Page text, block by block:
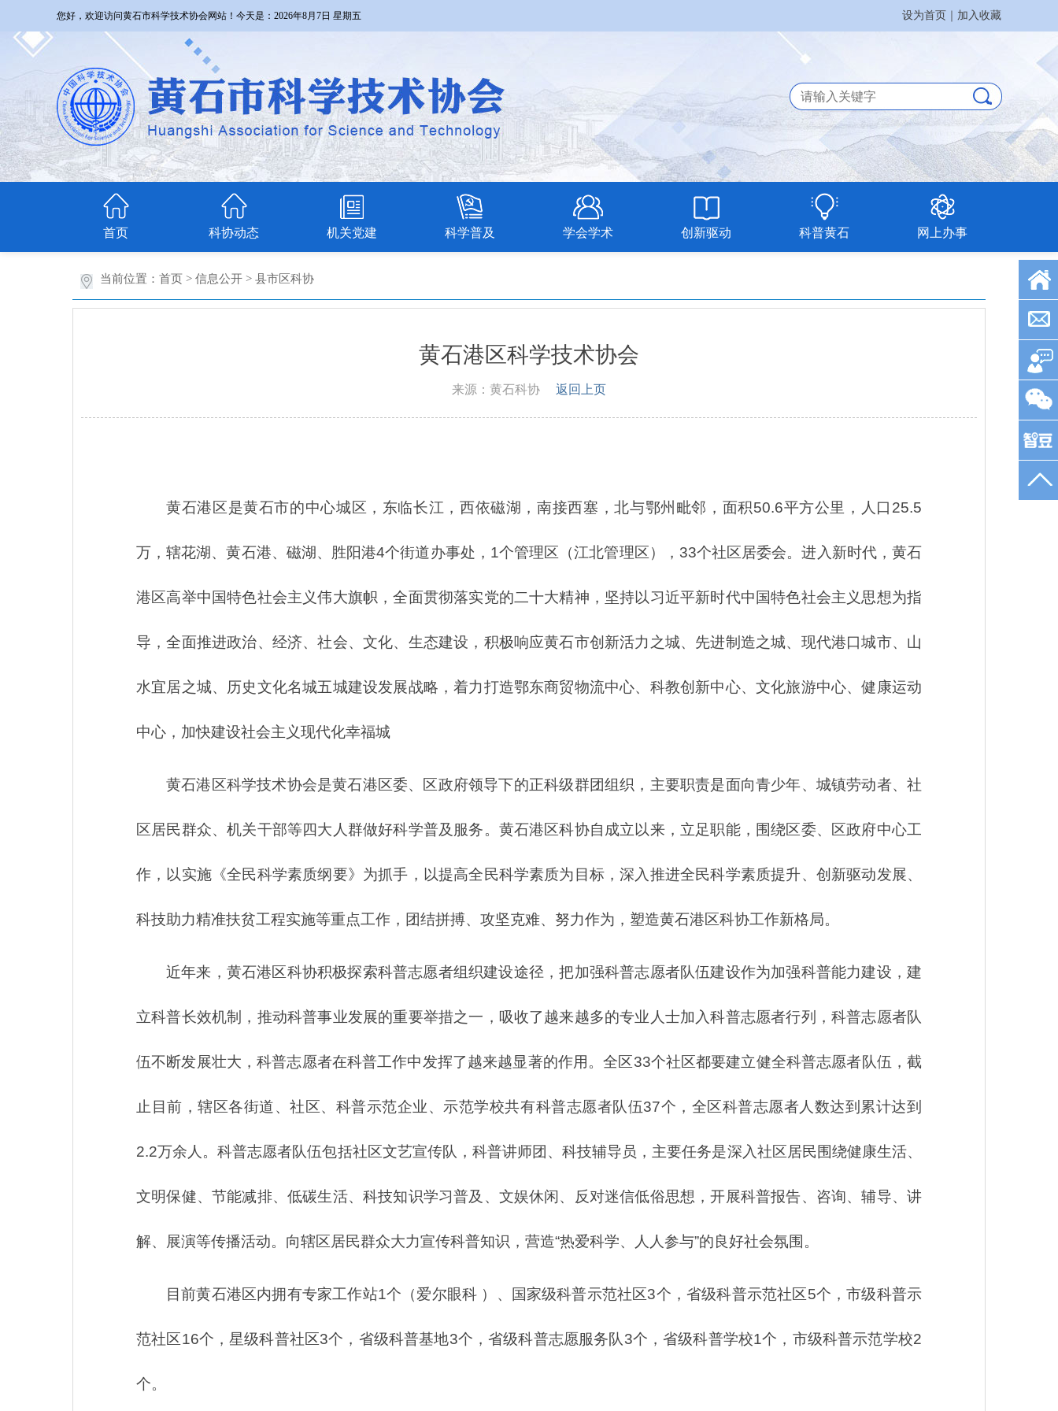
设为首页 加入收藏
您好，欢迎访问黄石市科学技术协会网站！今天是： 2026年8月7日 星期五
首页 科协动态 机关党建 科学普及 学会学术 创新驱动 科普黄石 网上办事
当前位置： 首页 > 信息公开 > 县市区科协
黄石港区科学技术协会
来源：黄石科协 返回上页
黄石港区是黄石市的中心城区，东临长江，西依磁湖，南接西塞，北与鄂州毗邻，面积50.6平方公里，人口25.5
万，辖花湖、黄石港、磁湖、胜阳港4个街道办事处，1个管理区（江北管理区），33个社区居委会。进入新时代，黄石
港区高举中国特色社会主义伟大旗帜，全面贯彻落实党的二十大精神，坚持以习近平新时代中国特色社会主义思想为指
导，全面推进政治、经济、社会、文化、生态建设，积极响应黄石市创新活力之城、先进制造之城、现代港口城市、山
水宜居之城、历史文化名城五城建设发展战略，着力打造鄂东商贸物流中心、科教创新中心、文化旅游中心、健康运动
中心，加快建设社会主义现代化幸福城
黄石港区科学技术协会是黄石港区委、区政府领导下的正科级群团组织，主要职责是面向青少年、城镇劳动者、社
区居民群众、机关干部等四大人群做好科学普及服务。黄石港区科协自成立以来，立足职能，围绕区委、区政府中心工
作，以实施《全民科学素质纲要》为抓手，以提高全民科学素质为目标，深入推进全民科学素质提升、创新驱动发展、
科技助力精准扶贫工程实施等重点工作，团结拼搏、攻坚克难、努力作为，塑造黄石港区科协工作新格局。
近年来，黄石港区科协积极探索科普志愿者组织建设途径，把加强科普志愿者队伍建设作为加强科普能力建设，建
立科普长效机制，推动科普事业发展的重要举措之一，吸收了越来越多的专业人士加入科普志愿者行列，科普志愿者队
伍不断发展壮大，科普志愿者在科普工作中发挥了越来越显著的作用。全区 33个社区都要建立健全科普志愿者队伍，截
止目前，辖区各街道、社区、科普示范企业、示范学校共有科普志愿者队伍37个，全区科普志愿者人数达到累计达到
2.2万余人。科普志愿者队伍包括社区文艺宣传队，科普讲师团、科技辅导员，主要任务是深入社区居民围绕健康生活、
文明保健、节能减排、低碳生活、科技知识学习普及、文娱休闲、反对迷信低俗思想，开展科普报告、咨询、辅导、讲
解、展演等传播活动。向辖区居民群众大力宣传科普知识，营造“热爱科学、人人参与”的良好社会氛围。
目前黄石港区内拥有专家工作站1个（爱尔眼科 ）、国家级科普示范社区3个，省级科普示范社区5个，市级科普示
范社区16个，星级科普社区3个，省级科普基地3个，省级科普志愿服务队3个，省级科普学校1个，市级科普示范学校2
个。